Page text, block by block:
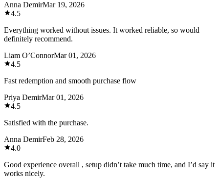
Anna DemirMar 19, 2026
4.5
Everything worked without issues. It worked reliable, so would
definitely recommend.
Liam O’ConnorMar 01, 2026
4.5
Fast redemption and smooth purchase flow
Priya DemirMar 01, 2026
4.5
Satisfied with the purchase.
Anna DemirFeb 28, 2026
4.0
Good experience overall , setup didn’t take much time, and I’d say it
works nicely.